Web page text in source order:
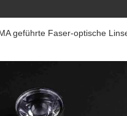
geführte Faser-optische